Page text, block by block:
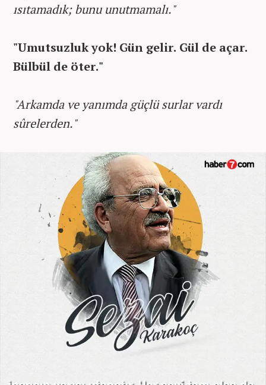
ısıtamadık; bunu unutmamalı."
"Umutsuzluk yok! Gün gelir. Gül de açar.
Bülbül de öter."
"Arkamda ve yanımda güçlü surlar vardı
sûrelerden."